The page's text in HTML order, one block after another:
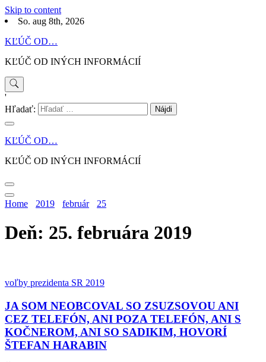
Skip to content
So. aug 8th, 2026
KĽÚČ OD…
KĽÚČ OD INÝCH INFORMÁCIÍ
'
Hľadať:
KĽÚČ OD…
KĽÚČ OD INÝCH INFORMÁCIÍ
Home 2019 február 25
Deň: 25. februára 2019
voľby prezidenta SR 2019
JA SOM NEOBCOVAL SO ZSUZSOVOU ANI
CEZ TELEFÓN, ANI POZA TELEFÓN, ANI S
KOČNEROM, ANI SO SADIKIM, HOVORÍ
ŠTEFAN HARABIN